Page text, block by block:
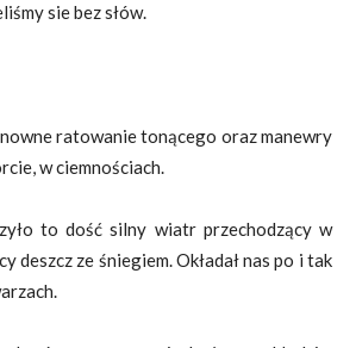
sie bez słów.
ratowanie tonącego oraz manewry
w ciemnościach.
to dość silny wiatr przechodzący w
deszcz ze śniegiem. Okładał nas po i tak